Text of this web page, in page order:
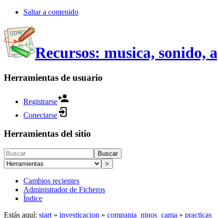
Saltar a contenido
Recursos: musica, sonido,
Herramientas de usuario
Registrarse
Conectarse
Herramientas del sitio
Buscar
>
Cambios recientes
Administrador de Ficheros
Índice
Estás aquí: start » investicacion » compania_ninos_cama » practicas